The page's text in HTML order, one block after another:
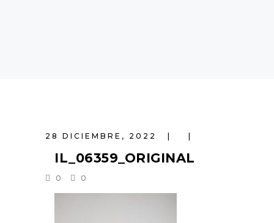
28 DICIEMBRE, 2022
IL_06359_ORIGINAL
0 0